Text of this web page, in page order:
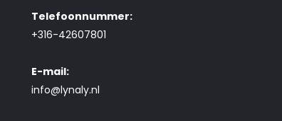
Telefoonnummer:
+316-42607801
E-mail:
info@lynaly.nl